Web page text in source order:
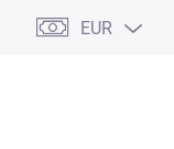
EUR